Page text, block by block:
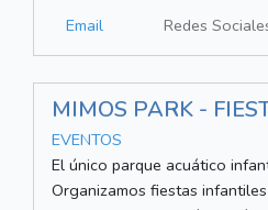
Email
Redes
MIMOS PARK -
EVENTOS
El único parque acuático
Organizamos fiestas